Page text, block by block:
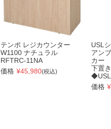
テンポ レジカウンター
W1100 ナチュラル
RFTRC-11NA
価格 ¥45,980(税込)
USL
アン
カー
下置
価格 ¥